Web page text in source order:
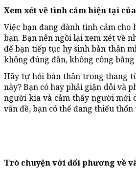
Xem xét về tình cảm hiện tại
Việc bạn đang dành tình cảm
bạn. Bạn nên ngồi lại xem xét về
để bạn tiếp tục hy sinh bản thân
không đúng đắn, không công
Hãy tự hỏi bản thân trong thang
này? Bạn có hay phải giận dỗi và
người kia và cảm thấy người mới
vấn đề, bạn có thể đang thiếu
Trò chuyện với đối phương về